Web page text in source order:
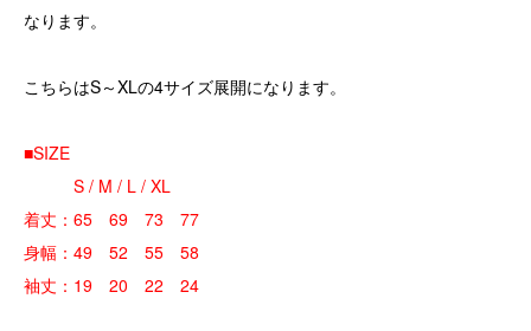
なります。
こちらはS～XLの4サイズ展開になります。
■SIZE
S / M / L / XL
着丈：65 69 73 77
身幅：49 52 55 58
袖丈：19 20 22 24